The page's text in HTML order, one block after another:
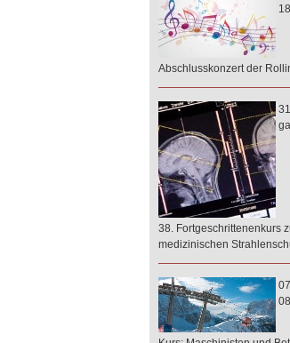
Abschlusskonzert der
38. Fortgeschrittenenkurs
medizinischen